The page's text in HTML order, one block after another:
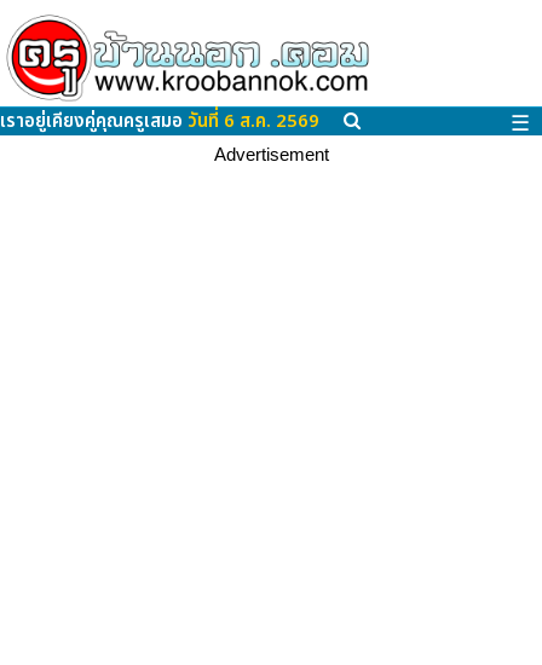
เราอยู่เคียงคู่คุณครูเสมอ วันที่ 6 ส.ค. 2569 ☰
Advertisement